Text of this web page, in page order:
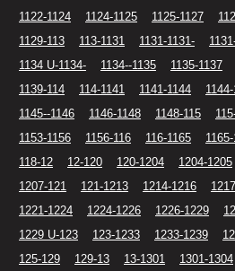
1122-1124
1124-1125 1125-1127
1129-113
113-1131 1131-1131-
1134 U-1134-
1134--1135 1135-1137
1139-114
114-1141 1141-1144
1145--1146
1146-1148 1148-115
1153-1156
1156-116 116-1165
118-12
12-120 120-1204 1204-1205
1207-121
121-1213 1214-1216
1221-1224
1224-1226 1226-1229
1229 U-123
123-1233 1233-1239
125-129
129-13 13-1301 1301-1304